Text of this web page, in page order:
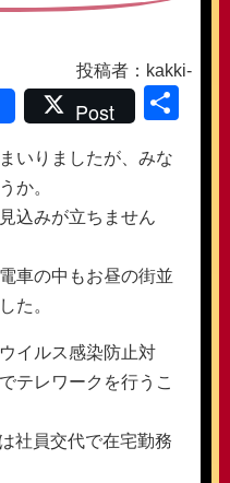
投稿者：kakki-
Post
いりましたが、みな
か。
込みが立ちません
車の中もお昼の街並
た。
イルス感染防止対
テレワークを行うこ
社員交代で在宅勤務